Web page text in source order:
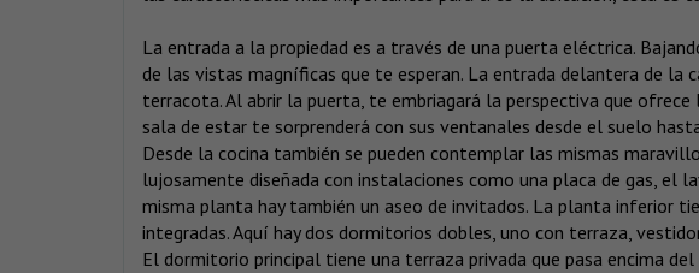
La entrada a la propiedad es a través de una puerta eléctrica.
de las vistas magníficas que te esperan. La entrada delantera de la
terracota. Al abrir la puerta, te embriagará la perspectiva que
sala de estar te sorprenderá con sus ventanales desde el suelo
Desde la cocina también se pueden contemplar las mismas
lujosamente diseñada con instalaciones como una placa de gas, el
misma planta hay también un aseo de invitados. La planta inferior
integradas. Aquí hay dos dormitorios dobles, uno con terraza,
El dormitorio principal tiene una terraza privada que pasa encima